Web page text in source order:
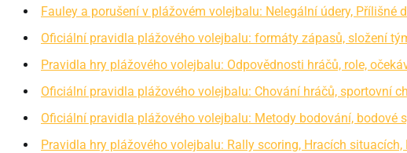
Fauley a porušení v plážovém volejbalu: Nelegální údery, Přílišné
Oficiální pravidla plážového volejbalu: formáty zápasů, složení
Pravidla hry plážového volejbalu: Odpovědnosti hráčů, role,
Oficiální pravidla plážového volejbalu: Chování hráčů, sportovní
Oficiální pravidla plážového volejbalu: Metody bodování, bodové
Pravidla hry plážového volejbalu: Rally scoring, Hracích